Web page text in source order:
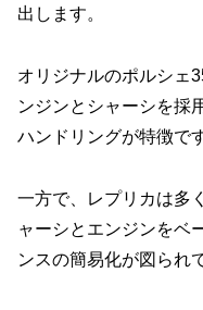
出します。
オリジナルのポルシェ
ンジンとシャーシを採
ハンドリングが特徴です
一方で、レプリカは多
ャーシとエンジンをベ
ンスの簡易化が図られ